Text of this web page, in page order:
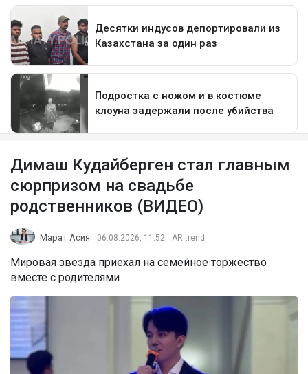
Димаш Кудайберген стал главным
сюрпризом на свадьбе
родственников (ВИДЕО)
Марат Асия 06.08.2026, 11:52 AR trend
Мировая звезда приехал на семейное торжество
вместе с родителями